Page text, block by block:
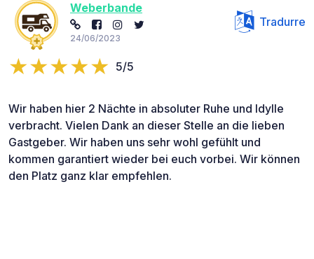
Weberbande
24/06/2023
Tradurre
5/5
Wir haben hier 2 Nächte in absoluter Ruhe und Idylle
verbracht. Vielen Dank an dieser Stelle an die lieben
Gastgeber. Wir haben uns sehr wohl gefühlt und
kommen garantiert wieder bei euch vorbei. Wir können
den Platz ganz klar empfehlen.